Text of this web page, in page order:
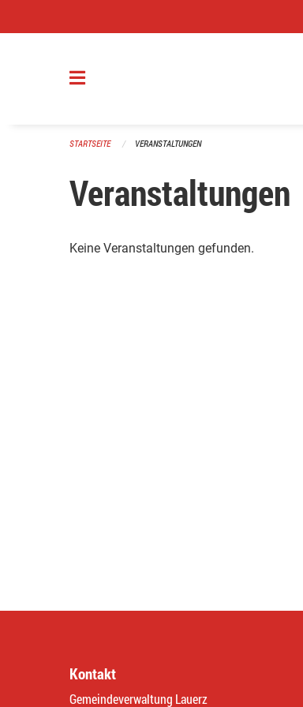
STARTSEITE VERANSTALTUNGEN
Veranstaltungen
Keine Veranstaltungen gefunden.
Kontakt
Gemeindeverwaltung Lauerz